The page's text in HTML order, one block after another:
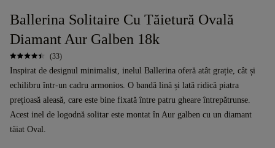
Ballerina Solitaire Cu Tăietură Ovală
Diamant Aur Galben 18k
(33)
Inspirat de designul minimalist, inelul Ballerina oferă atât grație, cât și
echilibru într-un cadru armonios. O bandă lină și lată ridică piatra
prețioasă aleasă, care este bine fixată între patru gheare întrepătrunse.
Acest inel de logodnă solitar este montat în Aur galben cu un diamant
tăiat Oval.